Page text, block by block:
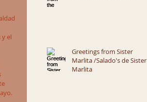
el
Greetings from Sister
Marlita /Salado's de Sister
Marlita